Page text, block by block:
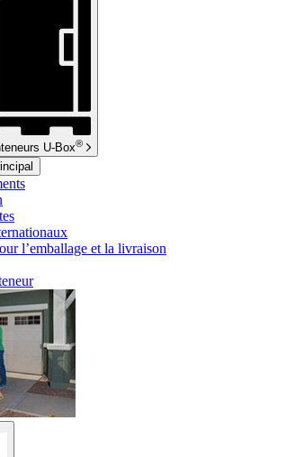
U-Box®
l’emballage et la livraison